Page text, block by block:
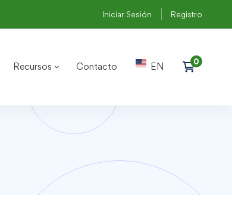
Iniciar Sesión Registro
Recursos Contacto EN